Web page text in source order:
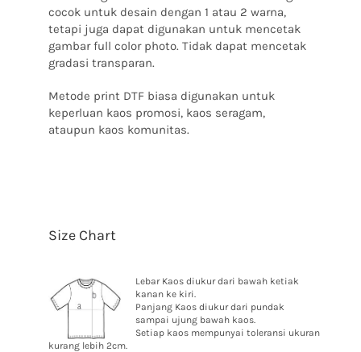
cocok untuk desain dengan 1 atau 2 warna,
tetapi juga dapat digunakan untuk mencetak
gambar full color photo. Tidak dapat mencetak
gradasi transparan.
Metode print DTF biasa digunakan untuk
keperluan kaos promosi, kaos seragam,
ataupun kaos komunitas.
Size Chart
Lebar Kaos diukur dari bawah ketiak
kanan ke kiri.
Panjang Kaos diukur dari pundak
sampai ujung bawah kaos.
Setiap kaos mempunyai toleransi ukuran
kurang lebih 2cm.